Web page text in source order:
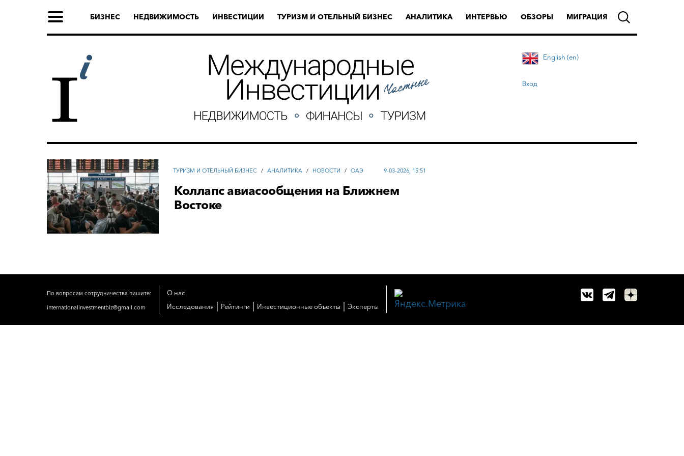
БИЗНЕС НЕДВИЖИМОСТЬ ИНВЕСТИЦИИ ТУРИЗМ И ОТЕЛЬНЫЙ БИЗНЕС АНАЛИТИКА ИНТЕРВЬЮ ОБЗОРЫ МИГРАЦИЯ
English (en)
Вход
ТУРИЗМ И ОТЕЛЬНЫЙ БИЗНЕС / АНАЛИТИКА / НОВОСТИ / ОАЭ 9-03-2026, 15:51
Коллапс авиасообщения на Ближнем
Востоке
По вопросам сотрудничества пишите:
internationalinvestmentbiz@gmail.com
О нас
Исследования
Рейтинги Инвестиционные объекты Эксперты